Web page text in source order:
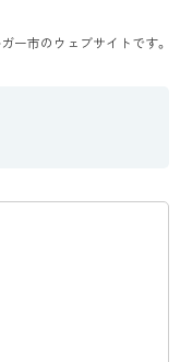
サ
イ
ー市のウェブサイトです。